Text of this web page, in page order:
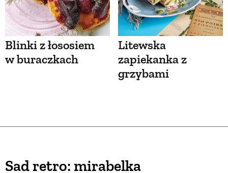
Blinki z łososiem
w buraczkach
Litewska
zapiekanka z
grzybami
Sad retro: mirabelka